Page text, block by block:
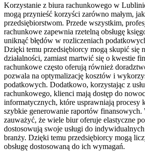
Korzystanie z biura rachunkowego w
mogą przynieść korzyści zarówno małym,
przedsiębiorstwom. Przede wszystkim,
rachunkowe zapewnia rzetelną obsługę
uniknąć błędów w rozliczeniach
Dzięki temu przedsiębiorcy mogą skupić się
działalności, zamiast martwić się o kwestie
rachunkowe często oferują również
pozwala na optymalizację kosztów i
podatkowych. Dodatkowo, korzystając z
rachunkowego, klienci mają dostęp do
informatycznych, które usprawniają procesy
szybkie generowanie raportów finansowych.
zauważyć, że wiele biur oferuje elastyczne
dostosowują swoje usługi do
branży. Dzięki temu przedsiębiorcy mogą
obsługę dostosowaną do ich wymagań.